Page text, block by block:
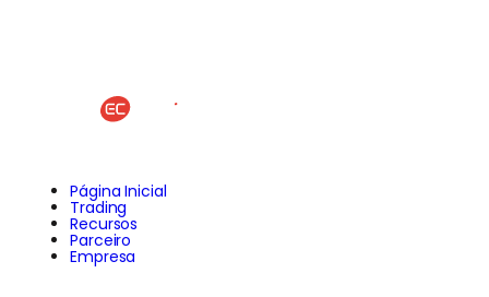
Página Inicial
Trading
Recursos
Parceiro
Empresa